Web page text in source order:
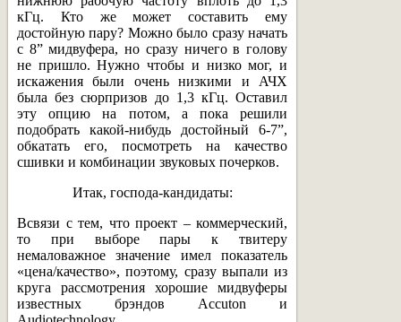
кГц. Кто же может составить ему
достойную пару? Можно было сразу начать
с 8” мидвуфера, но сразу ничего в голову
не пришло. Нужно чтобы и низко мог, и
искажения были очень низкими и АЧХ
была без сюрпризов до 1,3 кГц. Оставил
эту опцию на потом, а пока решили
подобрать какой-нибудь достойный 6-7”,
обкатать его, посмотреть на качество
сшивки и комбинации звуковых почерков.
Итак, господа-кандидаты:
Всвязи с тем, что проект – коммерческий,
то при выборе пары к твитеру
немаловажное значение имел показатель
«цена/качество», поэтому, сразу выпали из
круга рассмотрения хорошие мидвуферы
известных брэндов Accuton и